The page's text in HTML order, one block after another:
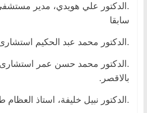
.الدكتور علي هويدي، مدير
سابقا
.الدكتور محمد عبد الحكيم
.الدكتور محمد حسن عمر استشارى
بالاقصر.
.الدكتور نبيل خليفة، استاذ